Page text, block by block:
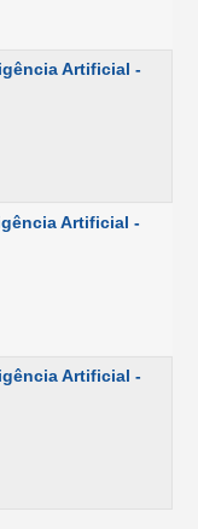
Artificial -
Artificial -
Artificial -